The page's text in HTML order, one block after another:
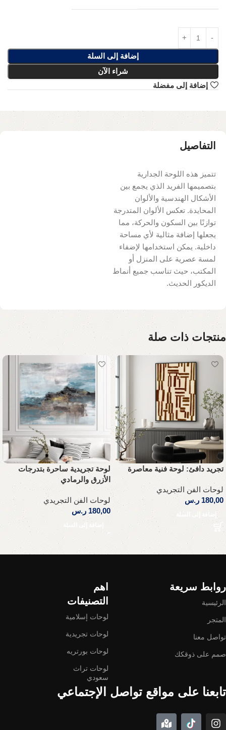
إضافة إلى السلة
شراء الآن
إضافة إلى مفضلة
التفاصيل
تتميز هذه اللوحة الجدارية
بتصميمها الفريد الذي يجمع بين
الأشكال الهندسية والألوان
المحايدة. تعكس الألوان المتدرجة
توازنًا بين السكون والحركة، مما
يجعلها إضافة مثالية لأي مساحة
داخلية. يمكن استخدامها لإضفاء
لمسة عصرية على المنزل أو
المكتب، حيث تناسب جميع أنماط
الديكور الحديث.
منتجات ذات صلة
تجريد دافئ: لوحة فنية معاصرة
لوحات الفن التجريدي
180,00 ر.س
إضافة إلى السلة
لوحة تجريدية ساحرة بتدرجات
الأزرق والرمادي
لوحات الفن التجريدي
180,00 ر.س
إضافة إلى السلة
Read More
روابط سريعة
الرئيسية
المتجر
تواصل معنا
صمم على ذوقكك
اهم
التصنيفات
لوحات إسلامية
لوحات تجريدية
لوحات بورتريه
لوحات تراث
سعودي
تابعنا على مواقع تواصل الإجتماعي